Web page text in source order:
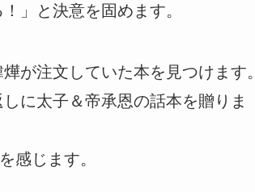
」と決意を固めます。
が注文していた本を見つけます。
に太子＆帝承恩の話本を贈りま
感じます。